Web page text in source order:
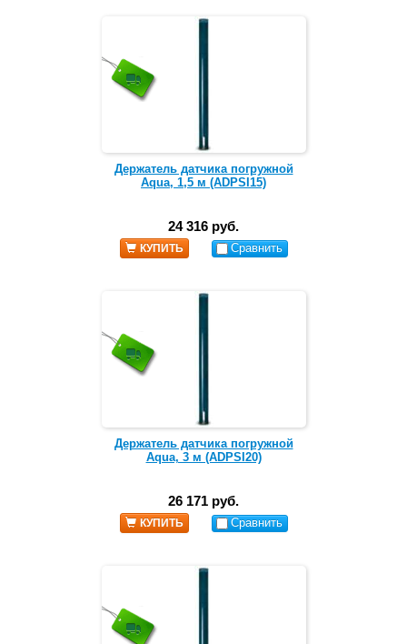
Держатель датчика погружной
Aqua, 1,5 м (ADPSI15)
24 316 руб.
КУПИТЬ Сравнить
Держатель датчика погружной
Aqua, 3 м (ADPSI20)
26 171 руб.
КУПИТЬ Сравнить